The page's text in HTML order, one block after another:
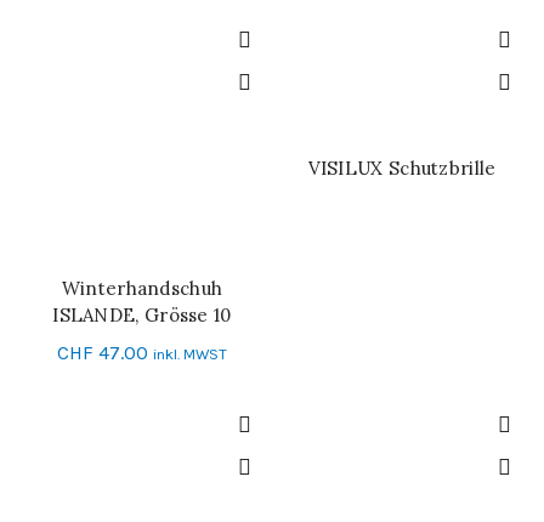
IN DEN WARENKORB
Winterhandschuh
ISLANDE, Grösse 10
CHF 47.00 inkl. MWST
WEITERLESEN
VISILUX Schutzbrille